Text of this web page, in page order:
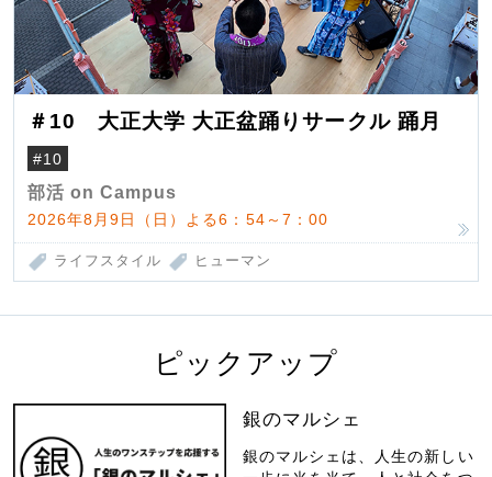
＃10 大正大学 大正盆踊りサークル 踊月
#10
部活 on Campus
2026年8月9日（日）よる6：54～7：00
ライフスタイル ヒューマン
ピックアップ
銀のマルシェ
銀のマルシェは、人生の新しい